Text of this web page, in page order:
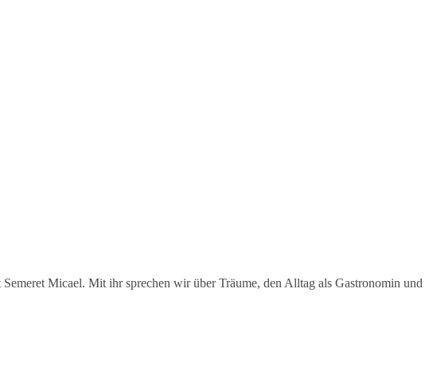
Micael. Mit ihr sprechen wir über Träume, den Alltag als Gastronomin und